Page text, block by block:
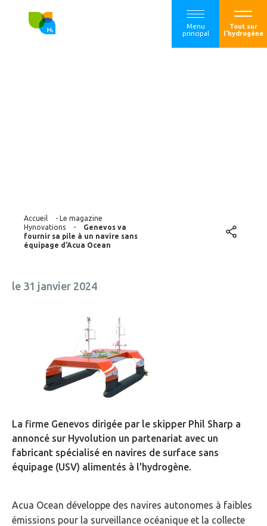
Menu
principal
Tout sur
l'hydrogène
Accueil - Le magazine
Hynovations
-
Genevos va
fournir sa pile à un navire sans
équipage d’Acua Ocean
le 31 janvier 2024
La firme Genevos dirigée par le skipper Phil Sharp a
annoncé sur Hyvolution un partenariat avec un
fabricant spécialisé en navires de surface sans
équipage (USV) alimentés à l'hydrogène.
Acua Ocean développe des navires autonomes à faibles
émissions pour la surveillance océanique et la collecte